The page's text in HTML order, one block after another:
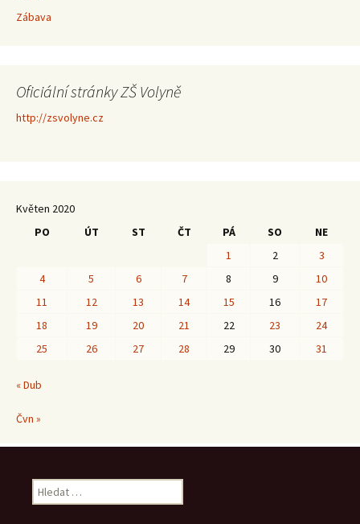
Zábava
Oficiální stránky ZŠ Volyně
http://zsvolyne.cz
Květen 2020
PO
ÚT ST ČT PÁ SO
NE
1
2
3
4
5 6 7 8 9
10
11
12 13 14 15 16
17
18
19 20 21 22 23
24
25
26 27 28 29 30 31
« Dub
Čvn »
Vyhledávání